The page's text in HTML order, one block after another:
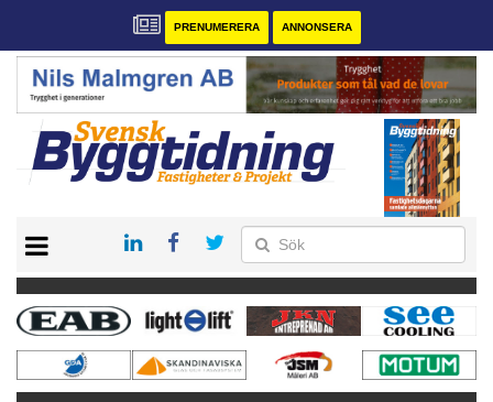
PRENUMERERA ANNONSERA
PRENUMERERA
VÅRA ANDRA MAGASIN
ANNONSERA
KONTAKT